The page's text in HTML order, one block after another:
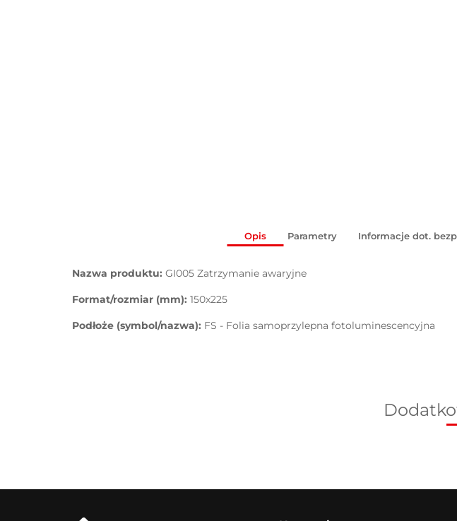
Opis Parametry Informacje dot.
Nazwa produktu: GI005 Zatrzymanie awaryjne
Format/rozmiar (mm): 150x225
Podłoże (symbol/nazwa): FS - Folia samoprzylepna fotoluminescencyjna